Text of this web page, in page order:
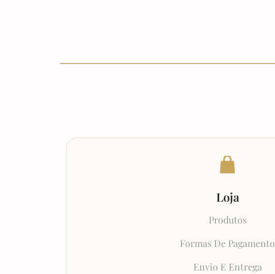
Loja
Produtos
Formas De Pagamento
Envio E Entrega